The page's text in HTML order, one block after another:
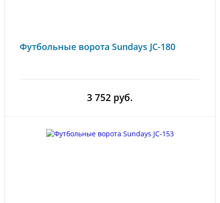
Футбольные ворота Sundays JC-180
3 752 руб.